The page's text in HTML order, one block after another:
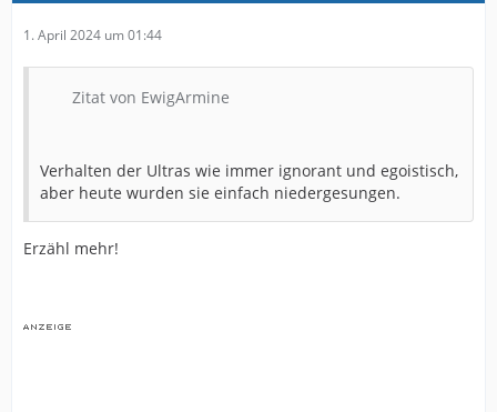
1. April 2024 um 01:44
Zitat von EwigArmine
Verhalten der Ultras wie immer ignorant und egoistisch,
aber heute wurden sie einfach niedergesungen.
Erzähl mehr!